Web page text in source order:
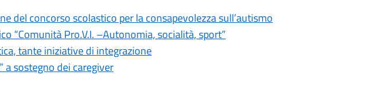
del concorso scolastico per la consapevolezza sull’autismo
“Comunità Pro.V.I. –Autonomia, socialità, sport”
tante iniziative di integrazione
a sostegno dei caregiver